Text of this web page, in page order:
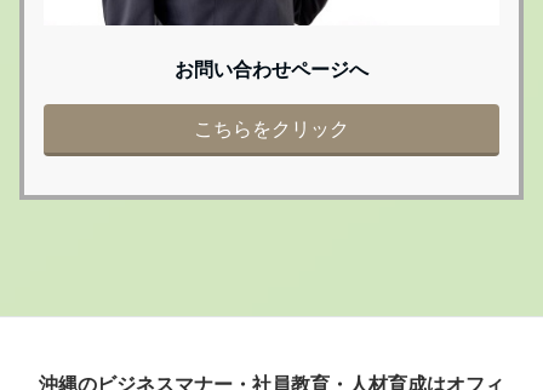
お問い合わせページへ
こちらをクリック
沖縄のビジネスマナー・社員教育・人材育成はオフィ